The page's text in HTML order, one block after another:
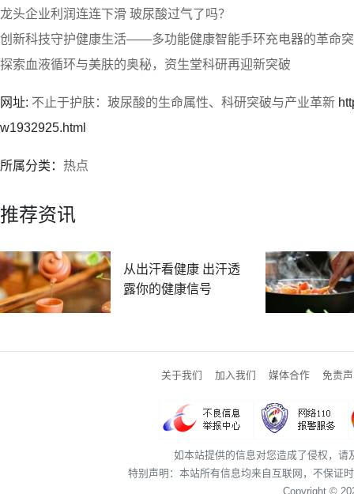
龙头企业利润连连下滑 玻尿酸过气了吗？
创新科技守护健康生活——多功能健康智能手环充电器的革命
探索血液循环与美肤的奥秘，资生堂科研再迎新突破
网址: 不止于护肤：玻尿酸的生命属性、科研突破与产业革新
w1932925.html
所属分类： 热点
推荐资讯
从出汗看健康 出汗透
露你的健康信号
关于我们 加入我们 媒体合作 免责
如本站提供的信息对您造成了侵权，
特别声明：本站所有信息均来自互联网，不保证
Copyright ©